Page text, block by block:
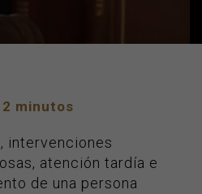
2 minutos
intervenciones
atención tardía e
de una persona